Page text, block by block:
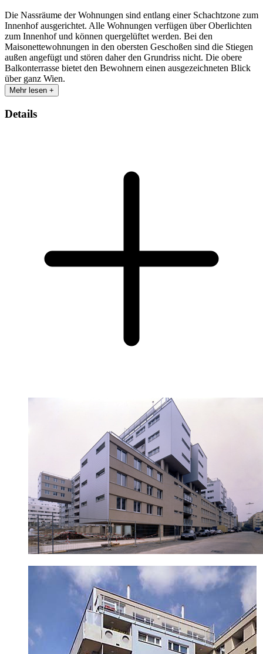
Die Nassräume der Wohnungen sind entlang einer Schachtzone zum
Innenhof ausgerichtet. Alle Wohnungen verfügen über Oberlichten
zum Innenhof und können quergelüftet werden. Bei den
Maisonettewohnungen in den obersten Geschoßen sind die Stiegen
außen angefügt und stören daher den Grundriss nicht. Die obere
Balkonterrasse bietet den Bewohnern einen ausgezeichneten Blick
über ganz Wien.
Mehr lesen +
Details